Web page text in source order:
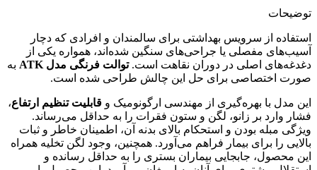
توضیحات
استفاده از سرویس بهداشتی برای سالمندان و افرادی که دچار
آسیب‌های مفصلی یا جراحی‌های سنگین شده‌اند، همواره یکی از
دغدغه‌های اصلی در دوران نقاهت است.توالت فرنگی مدل ATK
به
صورت اختصاصی برای حل این چالش طراحی شده است.
این مدل با بهره‌گیری از مهندسی ارگونومیک و قابلیت تنظیم ارتفاع،
فشار وارد بر زانو، لگن و ستون فقرات را به حداقل می‌رساند.
ویژگی مبله بودن و استحکام بالای بدنه آن، اطمینان خاطر و ثبات
بالایی را برای بیمار فراهم می‌آورد. همچنین، وجود لگن تخلیه همراه
این محصول، جابجایی بیماران بستری را به حداقل رسانده و